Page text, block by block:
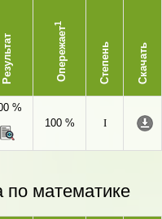
Результат Опережает
1
Степень Скачать
%
100 %
I
по математике